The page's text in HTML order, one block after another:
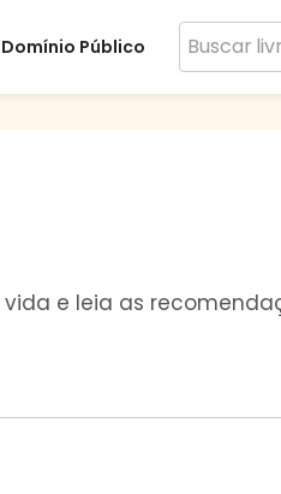
Domínio Público
vida e leia as